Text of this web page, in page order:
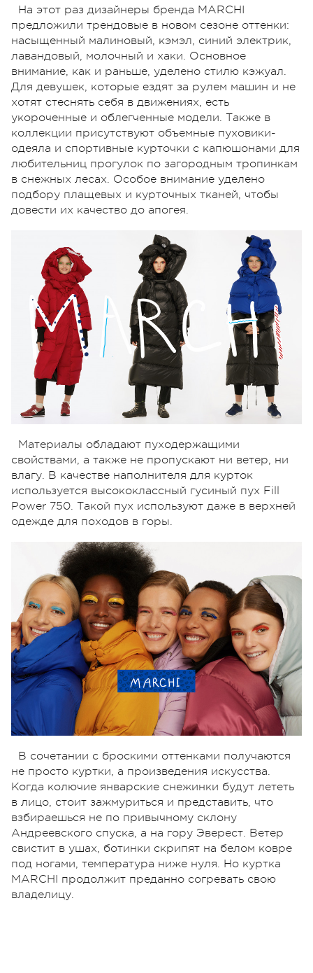
На этот раз дизайнеры бренда MARCHI
предложили трендовые в новом сезоне оттенки:
насыщенный малиновый, кэмэл, синий электрик,
лавандовый, молочный и хаки. Основное
внимание, как и раньше, уделено стилю кэжуал.
Для девушек, которые ездят за рулем машин и не
хотят стеснять себя в движениях, есть
укороченные и облегченные модели. Также в
коллекции присутствуют объемные пуховики-
одеяла и спортивные курточки с капюшонами для
любительниц прогулок по загородным тропинкам
в снежных лесах. Особое внимание уделено
подбору плащевых и курточных тканей, чтобы
довести их качество до апогея.
Материалы обладают пуходержащими
свойствами, а также не пропускают ни ветер, ни
влагу. В качестве наполнителя для курток
используется высококлассный гусиный пух Fill
Power 750. Такой пух используют даже в верхней
одежде для походов в горы.
В сочетании с броскими оттенками получаются
не просто куртки, а произведения искусства.
Когда колючие январские снежинки будут лететь
в лицо, стоит зажмуриться и представить, что
взбираешься не по привычному склону
Андреевского спуска, а на гору Эверест. Ветер
свистит в ушах, ботинки скрипят на белом ковре
под ногами, температура ниже нуля. Но куртка
MARCHI продолжит преданно согревать свою
владелицу.